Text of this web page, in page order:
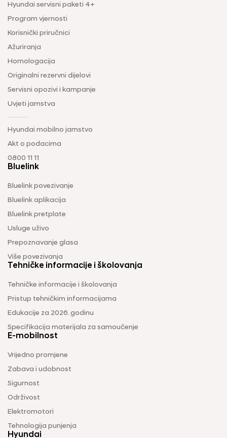
Hyundai servisni paketi 4+
Program vjernosti
Korisnički priručnici
Ažuriranja
Homologacija
Originalni rezervni dijelovi
Servisni opozivi i kampanje
Uvjeti jamstva
Hyundai mobilno jamstvo
Akt o podacima
0800 11 11
Bluelink
Bluelink povezivanje
Bluelink aplikacija
Bluelink pretplate
Usluge uživo
Prepoznavanje glasa
Više povezivanja
Tehničke informacije i školovanja
Tehničke informacije i školovanja
Pristup tehničkim informacijama
Edukacije za 2026. godinu
Specifikacija materijala za samoučenje
E-mobilnost
Vrijedno promjene
Zabava i udobnost
Sigurnost
Održivost
Elektromotori
Tehnologija punjenja
Hyundai